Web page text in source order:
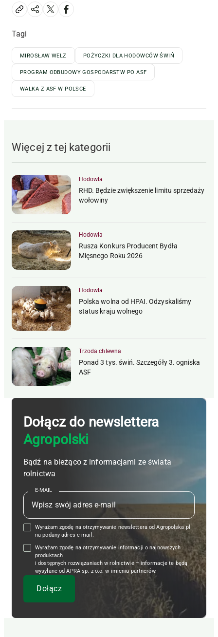
Tagi
MIROSŁAW WELZ POŻYCZKI DLA HODOWCÓW ŚWIŃ
PROGRAM ODBUDOWY GOSPODARSTW PO ASF
WALKA Z ASF W POLSCE
Więcej z tej kategorii
Hodowla
RHD. Będzie zwiększenie limitu sprzedaży
wołowiny
Hodowla
Rusza Konkurs Producent Bydła
Mięsnego Roku 2026
Hodowla
Polska wolna od HPAI. Odzyskaliśmy
status kraju wolnego
Trzoda chlewna
Ponad 3 tys. świń. Szczegóły 3. ogniska
ASF
Dołącz do newslettera
Agropolski
Bądź na bieżąco z informacjami ze świata
rolnictwa
E-MAIL
Wyrażam zgodę na otrzymywanie newslettera od Agropolska.pl
na podany adres e-mail.
Wyrażam zgodę na otrzymywanie informacji o najnowszych
produktach
i dostępnych rozwiązaniach w rolnictwie – informacje te będą
wysyłane od APRA sp. z o.o. w imieniu partnerów.